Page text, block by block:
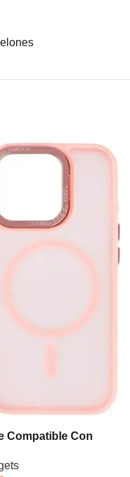
Compatible Con
16 Pro Max Rosa